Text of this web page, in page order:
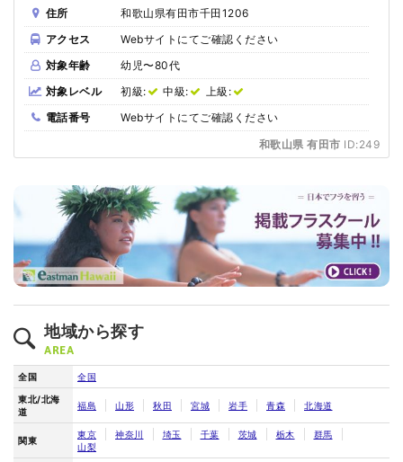
住所
和歌山県有田市千田1206
アクセス
Webサイトにてご確認ください
対象年齢
幼児〜80代
対象レベル
初級: 中級:
上級:
電話番号
Webサイトにてご確認ください
和歌山県 有田市 ID:249
地域から探す
AREA
全国 全国
東北/北海
道
福島 山形 秋田 宮城 岩手 青森 北海道
関東
東京 神奈川 埼玉 千葉 茨城 栃木
群馬
山梨